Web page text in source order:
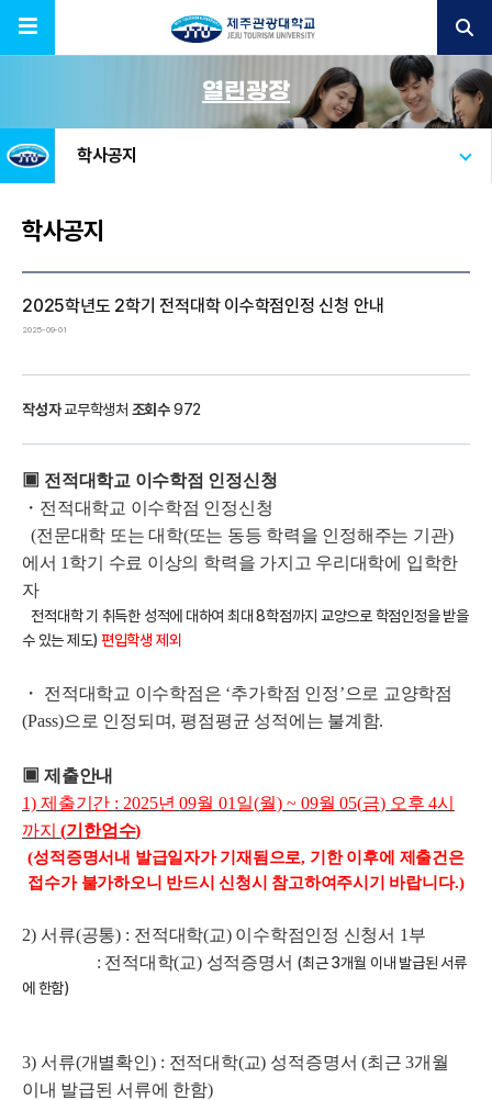
열린광장
학사공지
학사공지
2025학년도 2학기 전적대학 이수학점인정 신청 안내
2025-09-01
작성자교무학생처 조회수972
▣ 전적대학교 이수학점 인정신청
・ 전적대학교 이수학점 인정신청
(전문대학 또는 대학(또는 동등 학력을 인정해주는 기관)
에서 1 학기 수료 이상의 학력을 가지고 우리대학에 입학한
자
전적대학 기 취득한 성적에 대하여 최대8학점까지 교양으로 학점인정을 받을
수 있는 제도)편입학생 제외
・ 전적대학교 이수학점은 ‘추가학점 인정’으로 교양학점
(Pass)으로 인정되며, 평점평균 성적에는 불계함.
▣ 제출안내
1) 제출기간 : 2025년09월 01 일(월) ~ 09월05(금) 오후4시
까지(기한엄수)
(성적증명서내 발급일자가 기재됨으로, 기한 이후에 제출건은
접수가 불가하오니 반드시 신청시 참고하여주시기 바랍니다.)
2) 서류(공통) : 전적대학(교) 이수학점인정 신청서 1 부
: 전적대학(교) 성적증명서 (최근3개월 이내 발급된 서류
에 한함)
3) 서류(개별확인) : 전적대학(교) 성적증명서(최근3개월
이내 발급된 서류에 한함)